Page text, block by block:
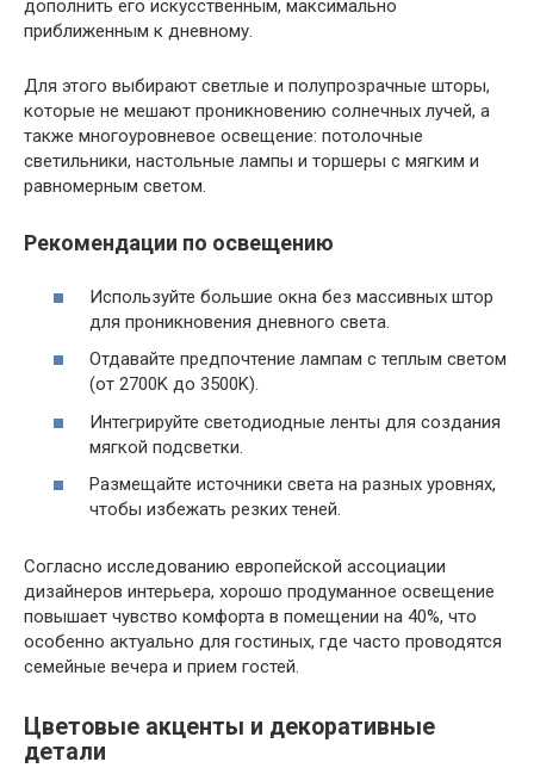
дополнить его искусственным, максимально
приближенным к дневному.
Для этого выбирают светлые и полупрозрачные шторы,
которые не мешают проникновению солнечных лучей, а
также многоуровневое освещение: потолочные
светильники, настольные лампы и торшеры с мягким и
равномерным светом.
Рекомендации по освещению
Используйте большие окна без массивных штор
для проникновения дневного света.
Отдавайте предпочтение лампам с теплым светом
(от 2700K до 3500K).
Интегрируйте светодиодные ленты для создания
мягкой подсветки.
Размещайте источники света на разных уровнях,
чтобы избежать резких теней.
Согласно исследованию европейской ассоциации
дизайнеров интерьера, хорошо продуманное освещение
повышает чувство комфорта в помещении на 40%, что
особенно актуально для гостиных, где часто проводятся
семейные вечера и прием гостей.
Цветовые акценты и декоративные
детали